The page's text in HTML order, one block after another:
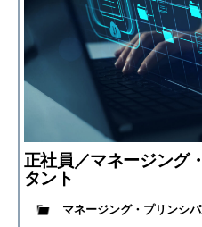
正社員／マネージング
タント
マネージング・プリンシ